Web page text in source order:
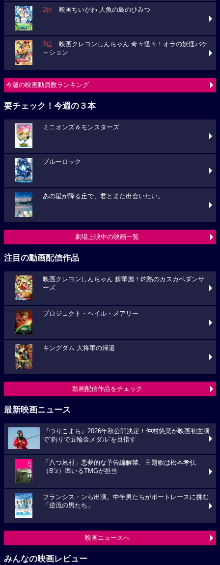
2位 映画ちいかわ 人魚の島のひみつ
3位 映画クレヨンしんちゃん 奇々怪々！オラの妖怪バケ
～ション
今週の映画動員数ランキング
要チェック！今週の３本
ミニオンズ＆モンスターズ
ブルーロック
あの星が降る丘で、君とまた出会いたい。
劇場上映中の映画一覧
注目の動画配信作品
映画クレヨンしんちゃん 超華麗！灼熱のカスカベダンサ
ーズ
プロジェクト・ヘイル・メアリー
キングダム 大将軍の帰還
動画配信作品をチェック
最新映画ニュース
『つりこまち』2026年秋公開決定！仲村悠菜が映画初主演
で“釣りで五輪金メダル”を目指す
「八つ墓村」悪夢的な予告編解禁、主題歌は松本孝弘
（B’z）率いるTMGが担当
フランシス・ンら出演。中年男たちがボートレースに挑む
「逆流の男たち」
映画ニュースへ
みんなの映画レビュー